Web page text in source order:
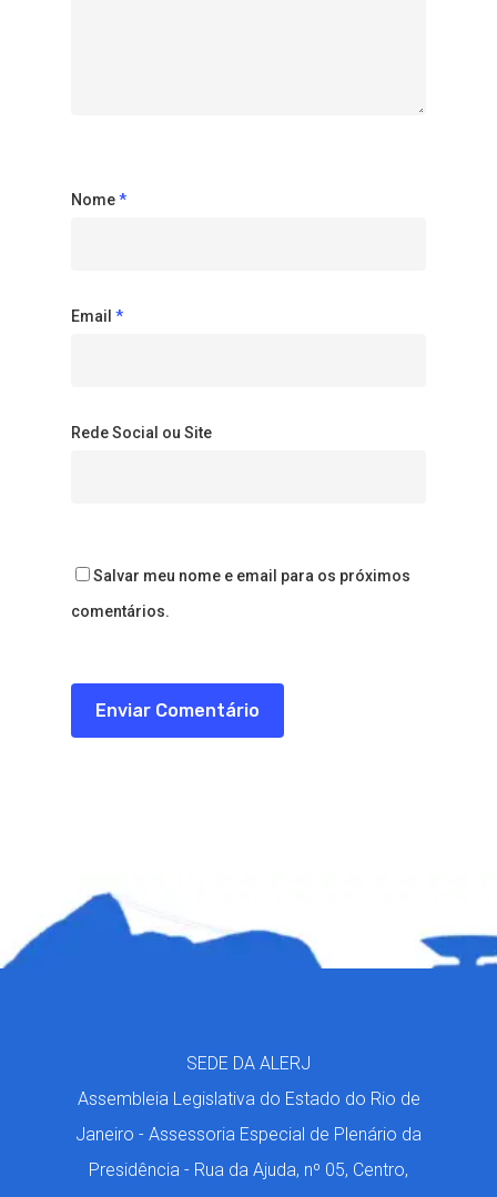
Nome*
Email *
Rede Social ou Site
Salvar meu nome e email para os próximos
comentários.
SEDE DA ALERJ
Assembleia Legislativa do Estado do Rio de
Janeiro - Assessoria Especial de Plenário da
Presidência - Rua da Ajuda, nº 05, Centro,